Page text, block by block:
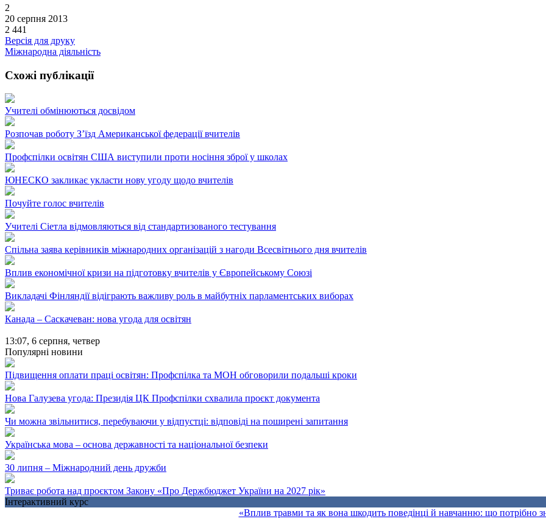
2
20 серпня 2013
2 441
Версія для друку
Міжнародна діяльність
Схожі публікації
Учителі обмінюються досвідом
Розпочав роботу З’їзд Американської федерації вчителів
Профспілки освітян США виступили проти носіння зброї у школах
ЮНЕСКО закликає укласти нову угоду щодо вчителів
Почуйте голос вчителів
Учителі Сіетла відмовляються від стандартизованого тестування
Спільна заява керівників міжнародних організацій з нагоди Всесвітнього дня вчителів
Вплив економічної кризи на підготовку вчителів у Європейському Союзі
Викладачі Фінляндії відіграють важливу роль в майбутніх парламентських виборах
Канада – Саскачеван: нова угода для освітян
13:07, 6 серпня, четвер
Популярні новини
Підвищення оплати праці освітян: Профспілка та МОН обговорили подальші кроки
Нова Галузева угода: Президія ЦК Профспілки схвалила проєкт документа
Чи можна звільнитися, перебуваючи у відпустці: відповіді на поширені запитання
Українська мова – основа державності та національної безпеки
30 липня – Міжнародний день дружби
Триває робота над проєктом Закону «Про Держбюджет України на 2027 рік»
Інтерактивний курс
«Вплив травми та як вона шкодить поведінці й навчанню: що потрібно